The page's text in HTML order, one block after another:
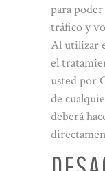
para
tráfico y
Al utilizar
el
usted por
de
deberá